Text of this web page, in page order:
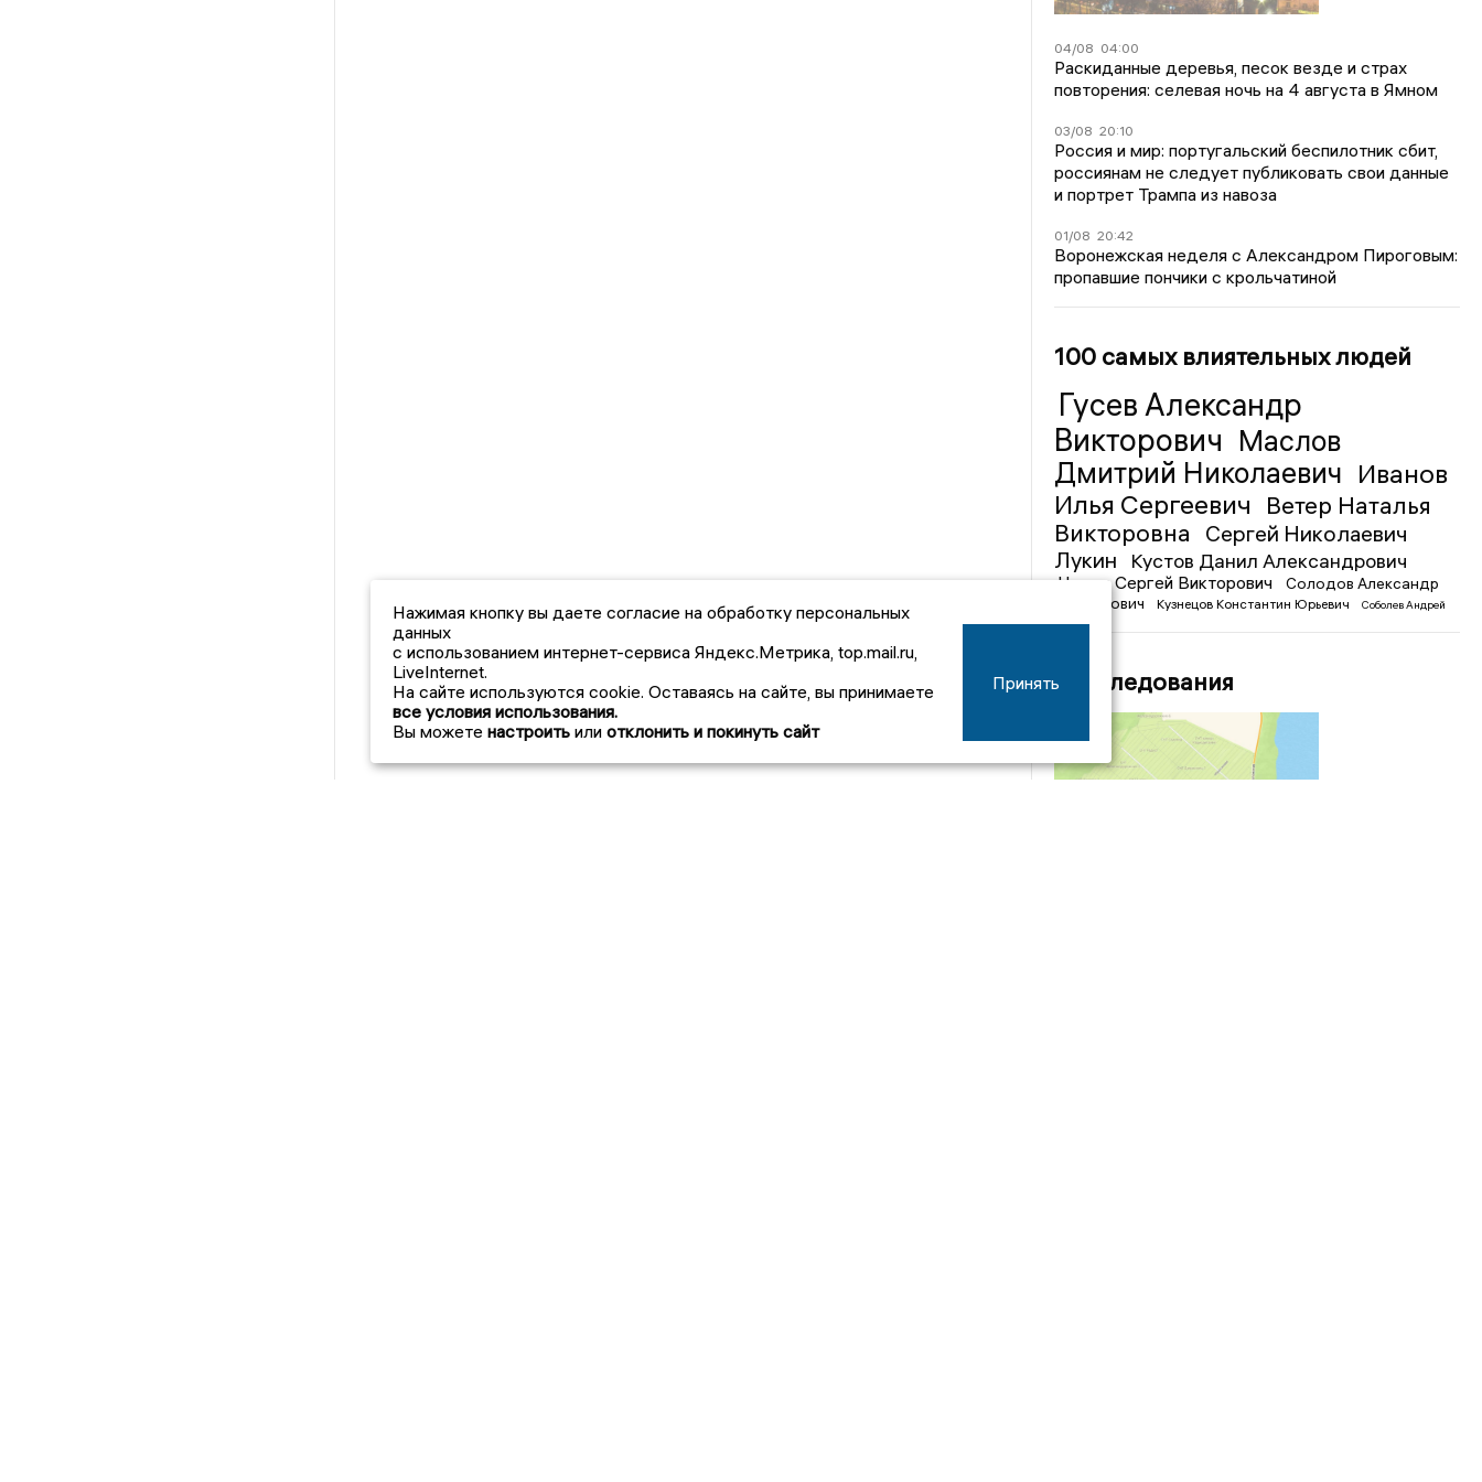
04/08 04:00
Раскиданные деревья, песок везде и страх
повторения: селевая ночь на 4 августа в Ямном
03/08 20:10
Россия и мир: португальский беспилотник сбит,
россиянам не следует публиковать свои данные
и портрет Трампа из навоза
01/08 20:42
Воронежская неделя с Александром Пироговым:
пропавшие пончики с крольчатиной
100 самых влиятельных людей
Гусев Александр
Викторович Маслов
Дмитрий Николаевич Иванов
Илья Сергеевич
Ветер Наталья
Викторовна
Сергей Николаевич
Лукин
Кустов Данил Александрович
Чижов Сергей Викторович
Солодов Александр
Михайлович
Кузнецов Константин Юрьевич
Соболев Андрей
Иванович
Расследования
Нажимая кнопку вы даете согласие на обработку персональных
данных
с использованием интернет-сервиса Яндекс.Метрика, top.mail.ru,
LiveInternet.
На сайте используются cookie. Оставаясь на сайте, вы принимаете
все условия использования.
Вы можете настроить или отклонить и покинуть сайт
Принять